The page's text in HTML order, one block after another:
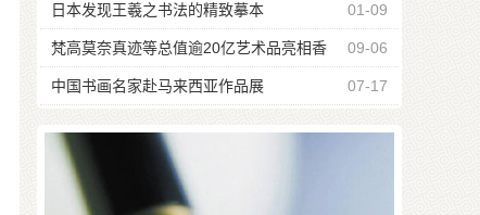
01-09
日本发现王羲之书法的精致摹本
09-06
梵高莫奈真迹等总值逾20亿艺术品亮相香
港 07-17
中国书画名家赴马来西亚作品展